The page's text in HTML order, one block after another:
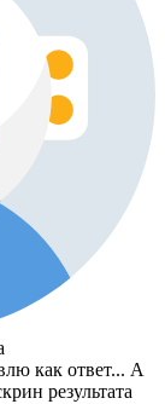
как ответ... А
результата